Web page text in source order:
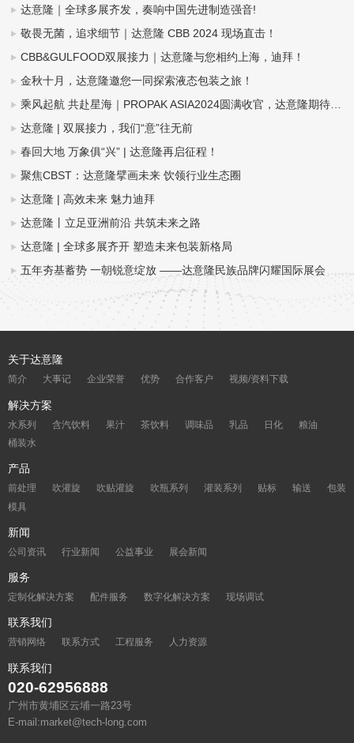
达意隆｜全球多展齐发，奏响中国先进制造强音!
敬畏无菌，追求细节｜达意隆 CBB 2024 现场直击！
CBB&GULFOOD双展接力｜达意隆与您相约上海，迪拜！
金秋十月，达意隆邀您一同探索液态包装之旅！
乘风起航 共赴星海｜PROPAK ASIA2024圆满收官，达意隆期待与您再次相遇！
达意隆 | 双展接力，我们“意”往无前
春回大地 万象俱“兴” | 达意隆再启征程！
聚焦CBST：达意隆擘画未来 饮领行业生态圈
达意隆 | 高效未来 魅力迪拜
达意隆丨立足亚洲前沿 共筑未来之路
达意隆 | 全球多展齐开 塑造未来包装新格局
五年夯基蓄势 一朝锐意绽放 ——达意隆民族品牌闪耀国际展会
关于达意隆
简介 大事记 企业荣誉 优势 合作客户 视频/资料下载
解决方案
水系列 含汽饮料 果汁 茶饮料 调味品 乳品 日化
粮油
桶装水
产品
前处理 吹灌旋 吹贴灌旋 吹瓶系列 灌装系列 贴标 输送
包装
模具
新闻
公司资讯 行业新闻 公益事业 展会新闻
服务
定制化解决方案 配件服务 数字化解决方案 现场调试
联系我们
营销网络 联系方式 工程服务 人力资源
联系我们
020-62956888
广州市黄埔区云埔一路23号
E-mail:market@tech-long.com